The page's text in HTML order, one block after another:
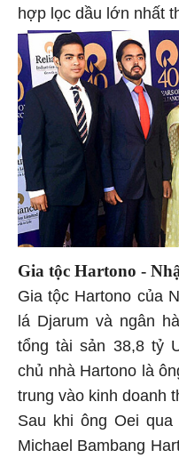
hợp lọc dầu lớn nhất
Gia tộc Hartono -
Gia tộc Hartono của
lá Djarum và ngân
tổng tài sản 38,8 tỷ
chủ nhà Hartono là
trung vào kinh doanh
Sau khi ông Oei
Michael Bambang